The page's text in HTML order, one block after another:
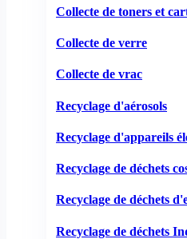
Collecte de toners et
Collecte de verre
Collecte de vrac
Recyclage d'aérosols
Recyclage d'appareils
Recyclage de déchets
Recyclage de déchets
Recyclage de déchets